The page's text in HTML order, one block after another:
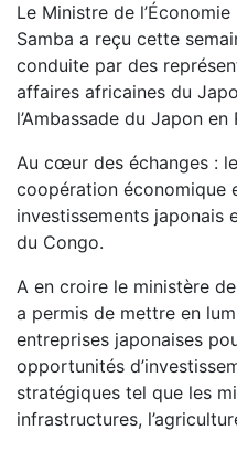
Le Ministre de
Samba a reçu cette
conduite par des
affaires africaines du
l’Ambassade du Japon en
Au cœur des échanges :
coopération économique
investissements japonais
du Congo.
A en croire le ministère
a permis de mettre en
entreprises japonaises
opportunités
stratégiques tel que les
infrastructures,